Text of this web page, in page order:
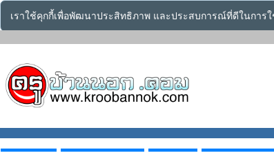
เราใช้คุกกี้เพื่อพัฒนาประสิทธิภาพ และประสบการณ์ที่ดีในการ